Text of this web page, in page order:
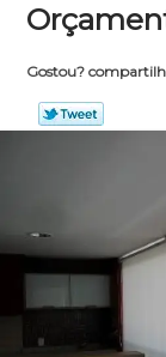
Gostou?